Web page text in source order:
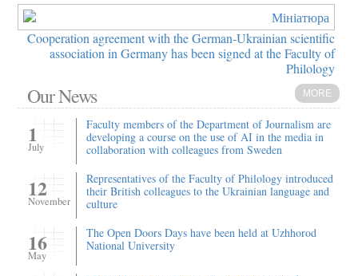
Cooperation agreement with the German-Ukrainian scientific
association in Germany has been signed at the Faculty of
Philology
Our News MORE
1
July
Faculty members of the Department of Journalism are
developing a course on the use of AI in the media in
collaboration with colleagues from Sweden
12
November
Representatives of the Faculty of Philology introduced
their British colleagues to the Ukrainian language and
culture
16
May
The Open Doors Days have been held at Uzhhorod
National University